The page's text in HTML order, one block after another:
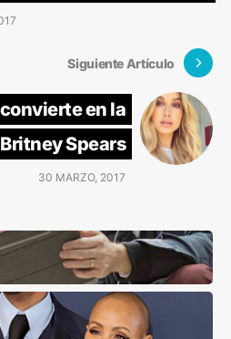
Siguiente Artículo
en la
Spears
30 MARZO, 2017